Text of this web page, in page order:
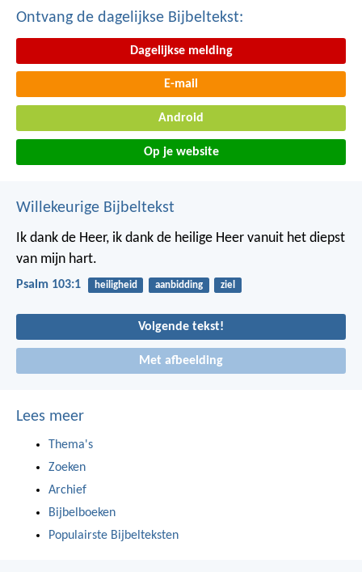
Ontvang de dagelijkse Bijbeltekst:
Dagelijkse melding
E-mail
Android
Op je website
Willekeurige Bijbeltekst
Ik dank de Heer, ik dank de heilige Heer vanuit het diepst
van mijn hart.
Psalm 103:1 heiligheid aanbidding ziel
Volgende tekst!
Met afbeelding
Lees meer
Thema's
Zoeken
Archief
Bijbelboeken
Populairste Bijbelteksten